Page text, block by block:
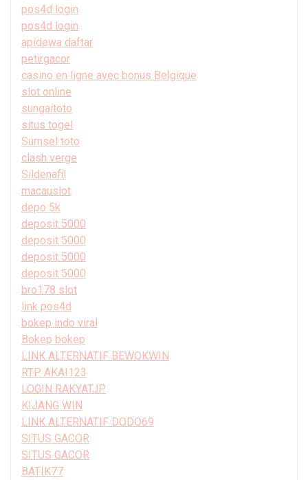
pos4d login
pos4d login
apidewa daftar
petirgacor
casino en ligne avec bonus Belgique
slot online
sungaitoto
situs togel
Sumsel toto
clash verge
Sildenafil
macauslot
depo 5k
deposit 5000
deposit 5000
deposit 5000
deposit 5000
bro178 slot
link pos4d
bokep indo viral
Bokep bokep
LINK ALTERNATIF BEWOKWIN
RTP AKAI123
LOGIN RAKYATJP
KIJANG WIN
LINK ALTERNATIF DODO69
SITUS GACOR
SITUS GACOR
BATIK77